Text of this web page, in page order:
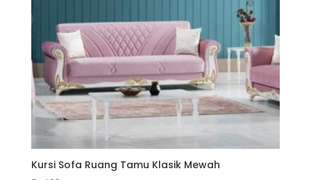
Kursi Sofa Ruang Tamu Klasik Mewah